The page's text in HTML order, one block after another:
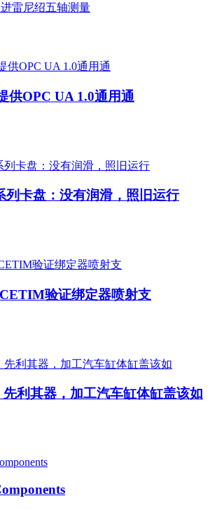
雷尼绍五轴测量
供OPC UA 1.0通用通
列卡盘：没有润滑，照旧运行
验证绑定器喷射支
利其器，加工汽车缸体缸盖该如